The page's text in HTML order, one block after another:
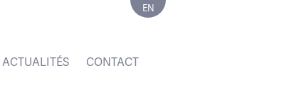
ACTUALITÉS CONTACT
EN